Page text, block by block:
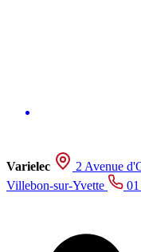
Varielec
2 Avenue
Villebon-sur-Yvette